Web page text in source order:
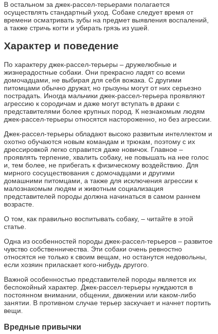
В остальном за джек-рассел-терьерами полагается
осуществлять стандартный уход. Собаке следует время от
времени осматривать зубы на предмет выявления воспалений,
а также стричь когти и убирать грязь из ушей.
Характер и поведение
По характеру джек-рассел-терьеры – дружелюбные и
жизнерадостные собаки. Они прекрасно ладят со всеми
домочадцами, не выбирая для себя вожака. С другими
питомцами обычно дружат, но грызуны могут от них серьезно
пострадать. Иногда мальчики джек-рассел-терьера проявляют
агрессию к сородичам и даже могут вступать в драки с
представителями более крупных пород. К незнакомым людям
джек-рассел-терьеры относятся настороженно, но без агрессии.
Джек-рассел-терьеры обладают высоко развитым интеллектом и
охотно обучаются новым командам и трюкам, поэтому с их
дрессировкой легко справится даже новичок. Главное –
проявлять терпение, хвалить собаку, не повышать на нее голос
и, тем более, не прибегать к физическому воздействию. Для
мирного сосуществования с домочадцами и другими
домашними питомцами, а также для исключения агрессии к
малознакомым людям и животным социализация
представителей породы должна начинаться в самом раннем
возрасте.
О том, как правильно воспитывать собаку, – читайте в этой
статье.
Одна из особенностей породы джек-рассел-терьеров – развитое
чувство собственничества. Эти собаки очень ревностно
относятся не только к своим вещам, но останутся недовольны,
если хозяин приласкает кого-нибудь другого.
Важной особенностью представителей породы является их
беспокойный характер. Джек-рассел-терьеры нуждаются в
постоянном внимании, общении, движении или каком-либо
занятии. В противном случае терьер заскучает и начнет портить
вещи.
Вредные привычки